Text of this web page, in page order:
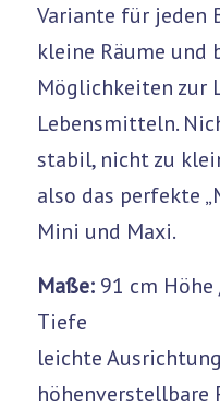
Variante für jeden
kleine Räume
Möglichkeiten zur
Lebensmitteln.
stabil, nicht zu
also das perfekte
Mini und Maxi.
Maße: 91 cm
Tiefe
leichte
höhenverstellbare